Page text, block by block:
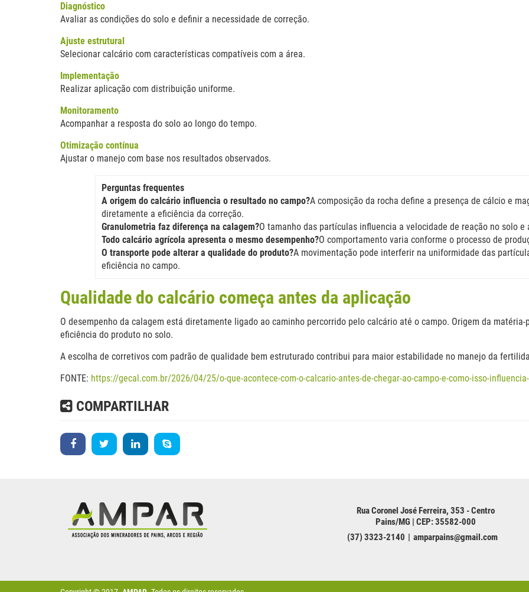
Diagnóstico
Avaliar as condições do solo e definir a necessidade de correção.
Ajuste estrutural
Selecionar calcário com características compatíveis com a área.
Implementação
Realizar aplicação com distribuição uniforme.
Monitoramento
Acompanhar a resposta do solo ao longo do tempo.
Otimização contínua
Ajustar o manejo com base nos resultados observados.
Perguntas frequentes
A origem do calcário influencia o resultado no campo?A composição da rocha define a presença de cálcio e
diretamente a eficiência da correção.
Granulometria faz diferença na calagem?O tamanho das partículas influencia a velocidade de reação no solo
Todo calcário agrícola apresenta o mesmo desempenho?O comportamento varia conforme o processo de
O transporte pode alterar a qualidade do produto?A movimentação pode interferir na uniformidade das
eficiência no campo.
Qualidade do calcário começa antes da aplicação
O desempenho da calagem está diretamente ligado ao caminho percorrido pelo calcário até o campo. Origem da
eficiência do produto no solo.
A escolha de corretivos com padrão de qualidade bem estruturado contribui para maior estabilidade no manejo da
FONTE: https://gecal.com.br/2026/04/25/o-que-acontece-com-o-calcario-antes-de-chegar-ao-campo-e-como-isso-
COMPARTILHAR
Rua Coronel José Ferreira, 353 - Centro
Pains/MG | CEP: 35582-000
(37) 3323-2140
amparpains@gmail.com